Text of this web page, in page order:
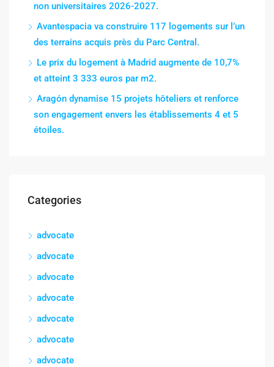
non universitaires 2026-2027.
Avantespacia va construire 117 logements sur l’un
des terrains acquis près du Parc Central.
Le prix du logement à Madrid augmente de 10,7%
et atteint 3 333 euros par m2.
Aragón dynamise 15 projets hôteliers et renforce
son engagement envers les établissements 4 et 5
étoiles.
Categories
advocate
advocate
advocate
advocate
advocate
advocate
advocate